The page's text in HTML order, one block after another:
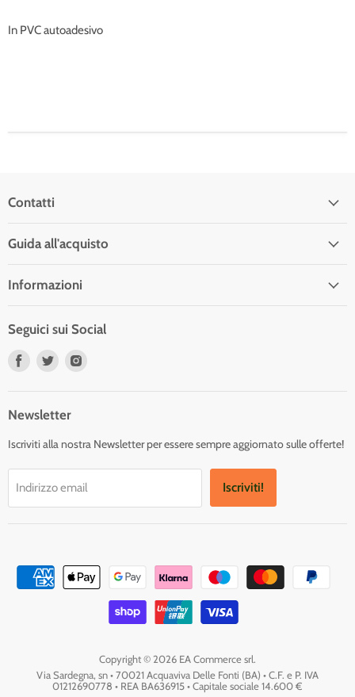
In PVC autoadesivo
Contatti
Guida all'acquisto
Informazioni
Seguici sui Social
Trovaci
Trovaci
Newsletter
Iscriviti alla nostra Newsletter per essere sempre aggiornato sulle offerte!
Indirizzo email Iscriviti!
Copyright © 2026 EA Commerce srl.
Via Sardegna, sn • 70021 Acquaviva Delle Fonti (BA) • C.F. e P. IVA
01212690778 • REA BA636915 • Capitale sociale 14.600 €